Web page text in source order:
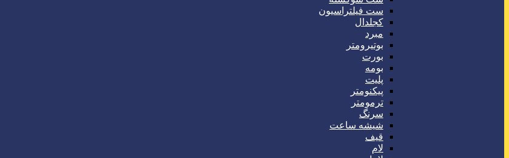
ست فیلتراسیون
کجلدال
مبرد
بوتیرومتر
بورت
بومه
پلیت
پیکنومتر
ترمومتر
سرنگ
شیشه ساعت
قیف
لام